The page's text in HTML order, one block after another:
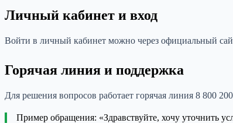
Личный кабинет и вход
Войти в личный кабинет можно через официальный
Горячая линия и поддержка
Для решения вопросов работает горячая линия 8 800
Пример обращения: «Здравствуйте, хочу уточнить